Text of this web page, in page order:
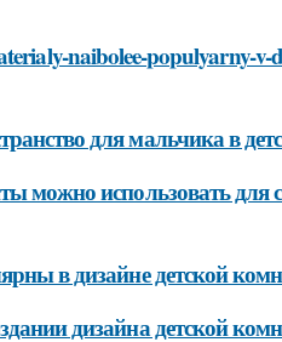
naibolee-populyarny-
для мальчика в
можно использовать для
в дизайне детской
дизайна детской